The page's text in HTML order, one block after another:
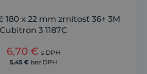
180 x 22 mm zrnitosť 36+ 3M
Cubitron 3 1187C
6,70 € s DPH
5,45 € bez DPH